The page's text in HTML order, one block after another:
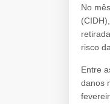
No
risco
Entre
danos